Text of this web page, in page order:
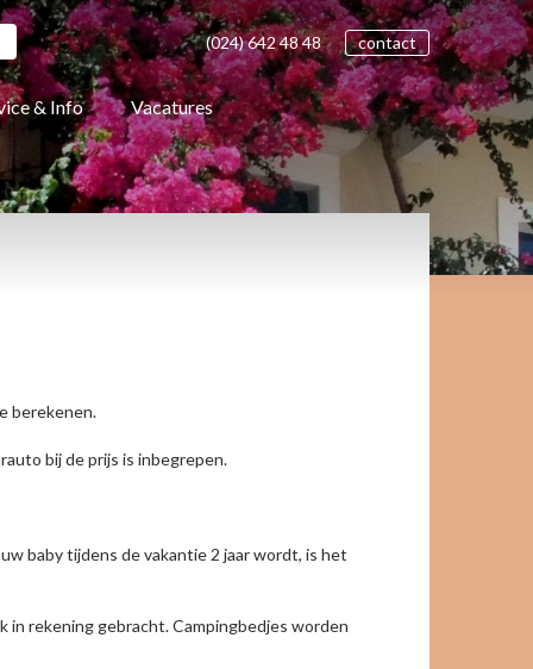
(024)642 4848 contact
& Info Vacatures
berekenen.
bij de prijs is inbegrepen.
baby tijdens de vakantie 2 jaar wordt, is het
in rekening gebracht. Campingbedjes worden